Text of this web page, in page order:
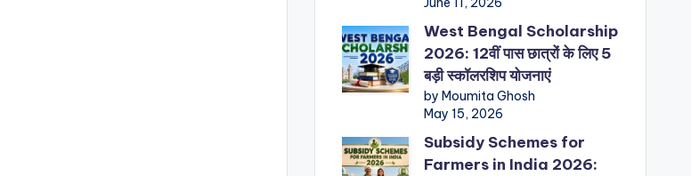
West Bengal Scholarship
2026: 12वीं पास छात्रों के लिए 5
बड़ी स्कॉलरशिप योजनाएं
by Moumita Ghosh
May 15, 2026
Subsidy Schemes for
Farmers in India 2026: